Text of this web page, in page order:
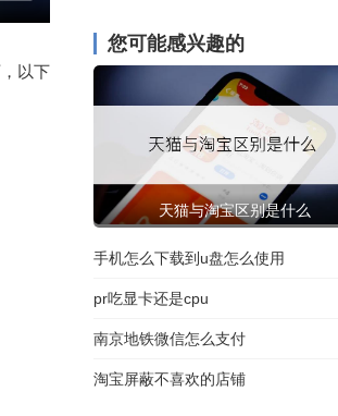
以下
您可能感兴趣的
天猫与淘宝区别是什么
手机怎么下载到u盘怎么使用
pr吃显卡还是cpu
南京地铁微信怎么支付
淘宝屏蔽不喜欢的店铺